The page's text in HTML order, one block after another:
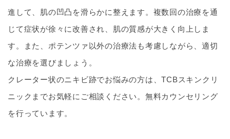
進して、肌の凹凸を滑らかに整えます。複数回の治療を通
じて症状が徐々に改善され、肌の質感が大きく向上しま
す。また、ポテンツァ以外の治療法も考慮しながら、適切
な治療を選びましょう。
クレーター状のニキビ跡でお悩みの方は、TCBスキンクリ
ニックまでお気軽にご相談ください。無料カウンセリング
を行っています。